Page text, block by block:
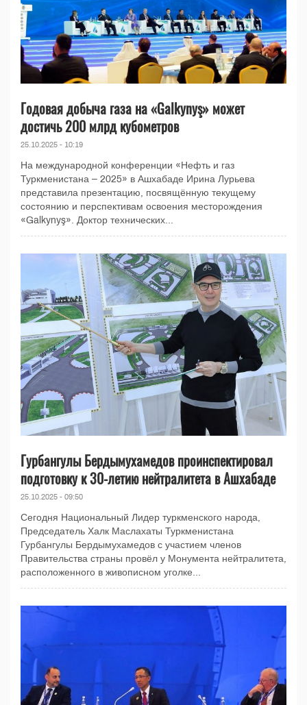
Годовая добыча газа на «Galkynyş» может
достичь 200 млрд кубометров
25.10.2025 - 10:19
На международной конференции «Нефть и газ
Туркменистана – 2025» в Ашхабаде Ирина Лурьева
представила презентацию, посвящённую текущему
состоянию и перспективам освоения месторождения
«Galkynyş». Доктор технических...
Гурбангулы Бердымухамедов проинспектировал
подготовку к 30-летию нейтралитета в Ашхабаде
25.10.2025 - 09:50
Сегодня Национальный Лидер туркменского народа,
Председатель Халк Маслахаты Туркменистана
Гурбангулы Бердымухамедов с участием членов
Правительства страны провёл у Монумента нейтралитета,
расположенного в живописном уголке...